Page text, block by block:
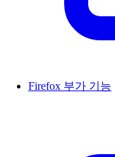
Firefox 부가 기능